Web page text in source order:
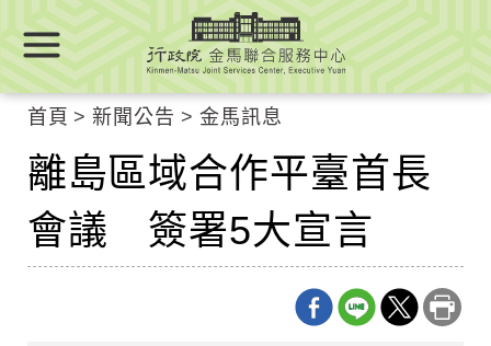
要
首頁 新聞公告 金馬訊息
離島區域合作平臺首長
會議 簽署5大宣言